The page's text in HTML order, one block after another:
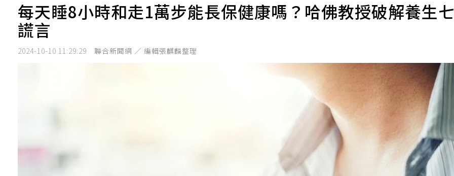
每天睡8小時和走1萬步能長保健康嗎？哈佛教授破解養生
謊言
2024-10-10 11:29:29 聯合新聞網 ／ 編輯張麒麟整理